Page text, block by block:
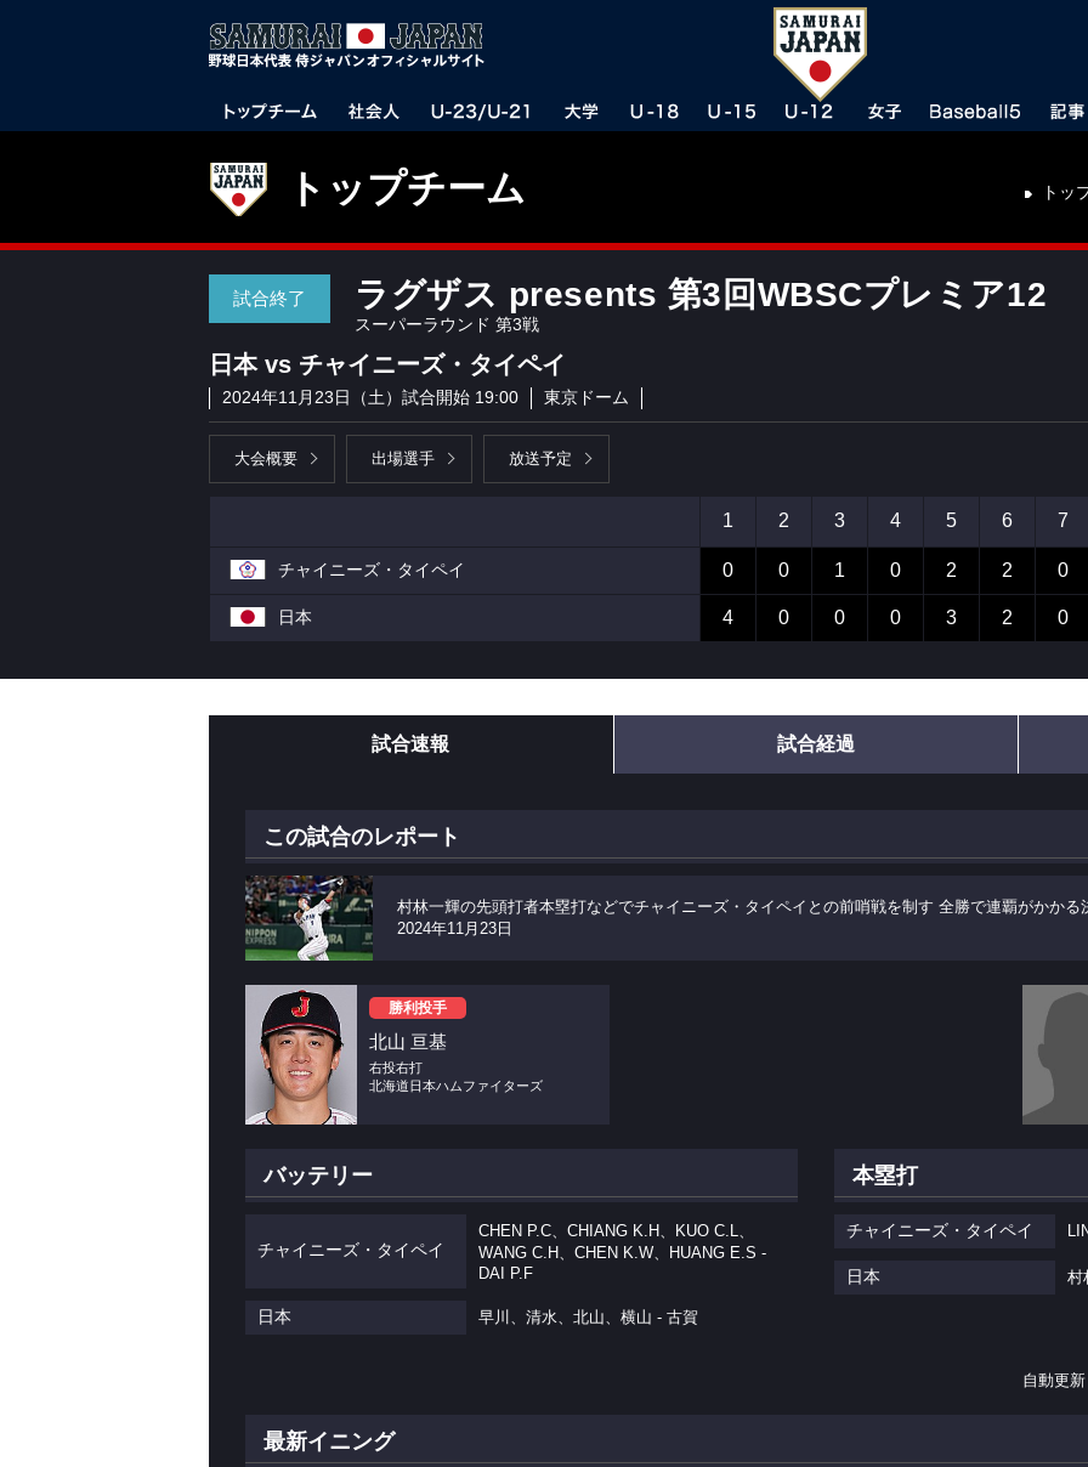
トップチーム トッ
試合終了 ラグザス presents 第3回WBSCプレミア12
スーパーラウンド 第3戦
日本 vs チャイニーズ・タイペイ
2024年11月23日（土）試合開始 19:00 東京ドーム
大会概要 出場選手 放送予定
1 2 3 4 5 6 7
チャイニーズ・タイペイ 0 0 1 0 2 2 0
日本 4 0 0 0 3 2 0
試合速報 試合経過
この試合のレポート
村林一輝の先頭打者本塁打などでチャイニーズ・タイペイとの前哨戦を制す 全勝で連覇がかかる
2024年11月23日
勝利投手
北山 亘基
右投右打
北海道日本ハムファイターズ
バッテリー
チャイニーズ・タイペイ
CHEN P.C、CHIANG K.H、KUO C.L、
WANG C.H、CHEN K.W、HUANG E.S -
DAI P.F
日本 早川、清水、北山、横山 - 古賀
本塁打
チャイニーズ・タイペイ
日本 村
自動更新
最新イニング